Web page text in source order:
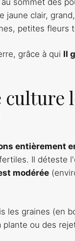
jaune clair,
petites fleurs
grâce à qui Il
culture
entièrement
Il déteste
modérée
les graines (en
ou des